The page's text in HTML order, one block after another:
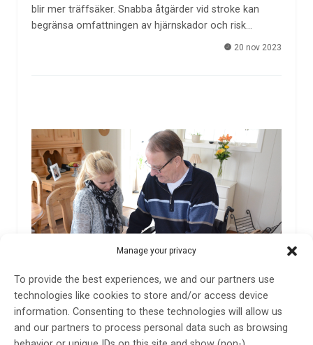
Manage your privacy
To provide the best experiences, we and our partners use
technologies like cookies to store and/or access device
information. Consenting to these technologies will allow us
and our partners to process personal data such as browsing
blir mer träffsäker. Snabba åtgärder vid stroke kan
begränsa omfattningen av hjärnskador och risk…
20 nov 2023
Utjämning av sociala ojämlikheter kan rädda liv
efter stroke